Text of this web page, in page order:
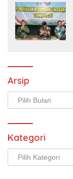
Arsip
Arsip
Kategori
Kategori